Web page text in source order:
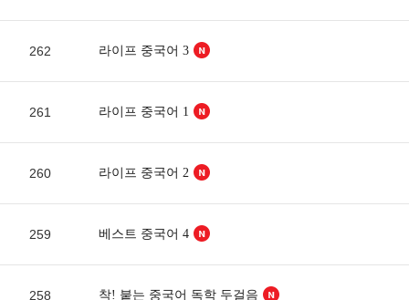
262 라이프 중국어 3
261 라이프 중국어 1
260 라이프 중국어 2
259 베스트 중국어 4
258 착! 붙는 중국어 독학 두걸음